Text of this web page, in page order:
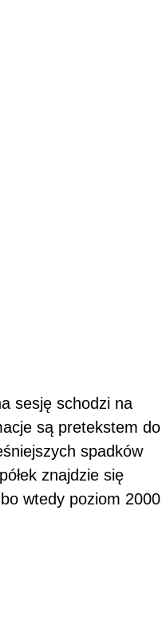
sesję schodzi na
są pretekstem do
spadków
znajdzie się
wtedy poziom 2000